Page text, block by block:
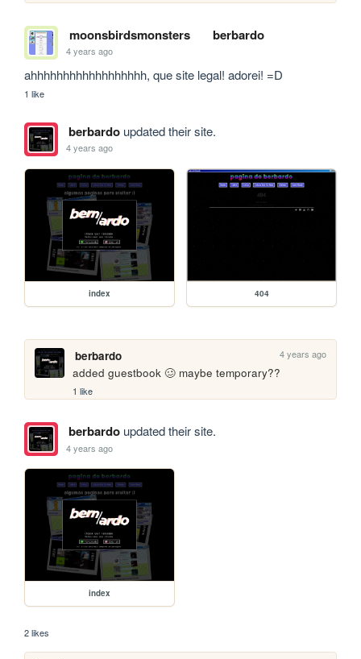
moonsbirdsmonsters berbardo
4 years ago
ahhhhhhhhhhhhhhhhhh, que site legal! adorei! =D
1 like
berbardoupdated their site.
4 years ago
index 404
berbardo 4 years ago
added guestbook 🥴 maybe temporary??
1 like
berbardoupdated their site.
4 years ago
index
2 likes